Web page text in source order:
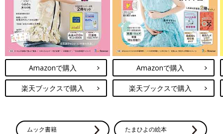
-ベッドに寝かせておくだけで泣くこともなく自然と一人で眠っ
てくれるなんてことがあるんですね。私の子どもは、抱っこをし
愛波さん：実はそれこそが思い込みです。自分で眠る“セルフね
Amazonで購入
楽天ブックスで購入
Amazonで購入
楽天ブックスで購入
ムック書籍 たまひよの絵本